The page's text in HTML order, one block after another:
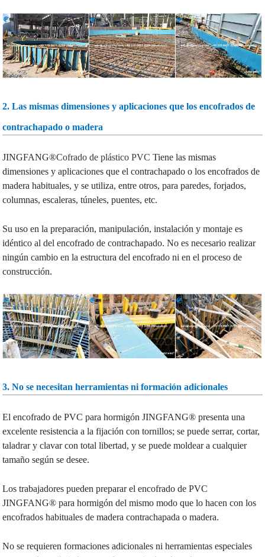
2. Las mismas dimensiones y aplicaciones que los encofrados de
contrachapado o madera
JINGFANG®Cofrado de plástico PVC Tiene las mismas
dimensiones y aplicaciones que el contrachapado o los encofrados de
madera habituales, y se utiliza, entre otros, para paredes, forjados,
columnas, escaleras, túneles, puentes, etc.
Su uso en la preparación, manipulación, instalación y montaje es
idéntico al del encofrado de contrachapado. No es necesario realizar
ningún cambio en la estructura del encofrado ni en el proceso de
construcción.
3. No se necesitan herramientas ni formación adicionales
El encofrado de PVC para hormigón JINGFANG® presenta una
excelente resistencia a la fijación con tornillos; se puede serrar, cortar,
taladrar y clavar con total libertad, y se puede moldear a cualquier
tamaño según se desee.
Los trabajadores pueden preparar el encofrado de PVC
JINGFANG® para hormigón del mismo modo que lo hacen con los
encofrados habituales de madera contrachapada o madera.
No se requieren formaciones adicionales ni herramientas especiales